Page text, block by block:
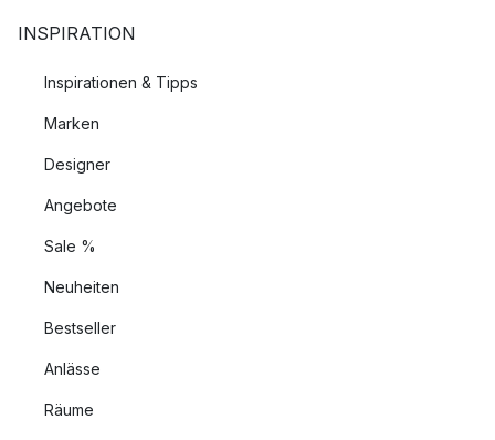
INSPIRATION
Inspirationen & Tipps
Marken
Designer
Angebote
Sale %
Neuheiten
Bestseller
Anlässe
Räume